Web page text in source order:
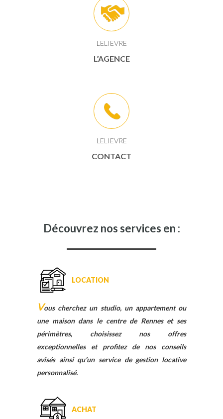
LELIEVRE
L’AGENCE
LELIEVRE
CONTACT
Découvrez nos services en :
LOCATION
Vous cherchez un studio, un appartement ou
une maison dans le centre de Rennes et ses
périmètres, choisissez nos offres
exceptionnelles et profitez de nos conseils
avisés ainsi qu’un service de gestion locative
personnalisé.
ACHAT